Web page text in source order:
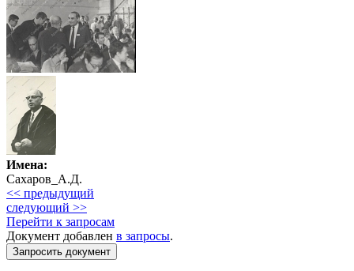
Имена:
Сахаров_А.Д.
<< предыдущий
следующий >>
Перейти к запросам
Документ добавлен в запросы.